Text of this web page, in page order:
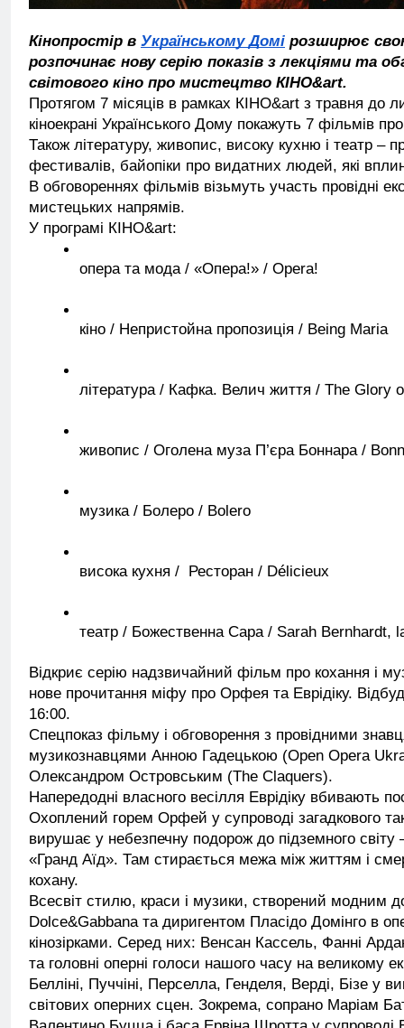
Кінопростір в Українському Домі розширює
розпочинає нову серію показів з лекціями та
світового кіно про мистецтво КІНО&art.
Протягом 7 місяців в рамках КІНО&art з травня до
кіноекрані Українського Дому покажуть 7 фільмів
Також літературу, живопис, високу кухню і театр –
фестивалів, байопіки про видатних людей, які
В обговореннях фільмів візьмуть участь провідні
мистецьких напрямів.
У програмі КІНО&art:
опера та мода / «Опера!» / Opera!
кіно / Непристойна пропозиція / Being Maria
література / Кафка. Велич життя / The Glory
живопис / Оголена муза П’єра Боннара /
музика / Болеро / Bolero
висока кухня /  Ресторан / Délicieux
театр / Божественна Сара / Sarah Bernhardt,
Відкриє серію надзвичайний фільм про кохання і
нове прочитання міфу про Орфея та Еврідіку.
16:00.
Спецпоказ фільму і обговорення з провідними
музикознавцями Анною Гадецькою (Open Opera
Олександром Островським (The Claquers).
Напередодні власного весілля Еврідіку вбивають
Охоплений горем Орфей у супроводі загадкового
вирушає у небезпечну подорож до підземного світу
«Гранд Аїд». Там стирається межа між життям і
кохану.
Всесвіт стилю, краси і музики, створений модним
Dolce&Gabbana та диригентом Пласідо Домінго в
кінозірками. Серед них: Венсан Кассель, Фанні
та головні оперні голоси нашого часу на великому
Белліні, Пуччіні, Перселла, Генделя, Верді, Бізе у
світових оперних сцен. Зокрема, сопрано Маріам